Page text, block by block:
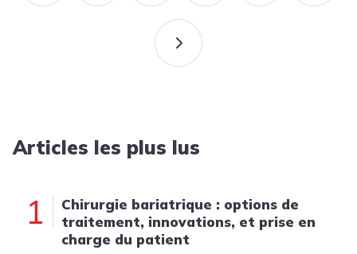
PAGE SUIVANTE
Articles les plus lus
1
Chirurgie bariatrique : options de
traitement, innovations, et prise en
charge du patient